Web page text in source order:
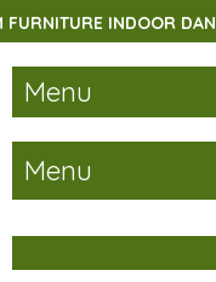
INDOOR DAN
Menu
Menu